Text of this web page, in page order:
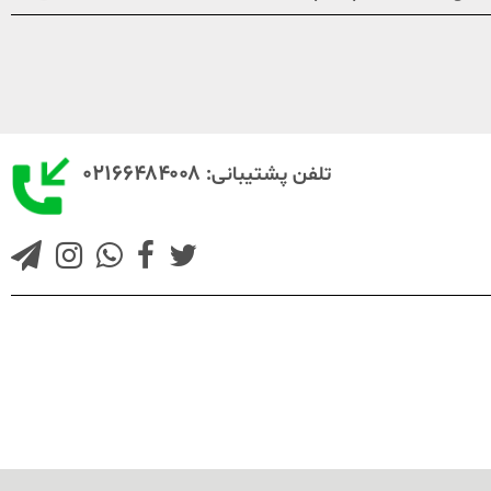
تلفن پشتیبانی: ۰۲۱۶۶۴۸۴۰۰۸